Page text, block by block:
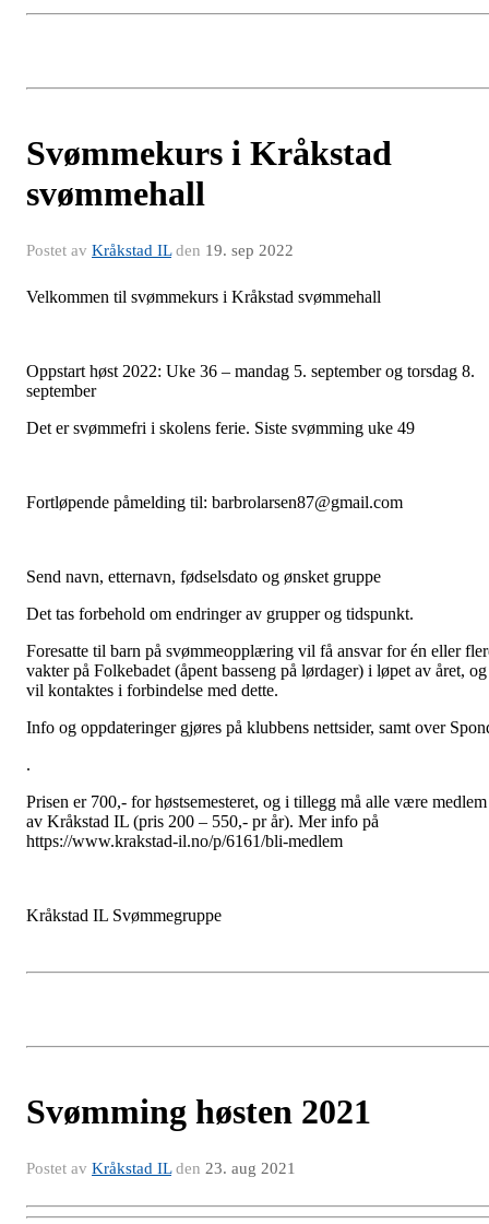
Svømmekurs i Kråkstad
svømmehall
Postet av Kråkstad ILden 19. sep 2022
Velkommen til svømmekurs i Kråkstad svømmehall
Oppstart høst 2022: Uke 36 – mandag 5. september og torsdag 8.
september
Det er svømmefri i skolens ferie. Siste svømming uke 49
Fortløpende påmelding til: barbrolarsen87@gmail.com
Send navn, etternavn, fødselsdato og ønsket gruppe
Det tas forbehold om endringer av grupper og tidspunkt.
Foresatte til barn på svømmeopplæring vil få ansvar for én eller
vakter på Folkebadet (åpent basseng på lørdager) i løpet av året, og
vil kontaktes i forbindelse med dette.
Info og oppdateringer gjøres på klubbens nettsider, samt over
.
Prisen er 700,- for høstsemesteret, og i tillegg må alle være medlem
av Kråkstad IL (pris 200 – 550,- pr år). Mer info på
https://www.krakstad-il.no/p/6161/bli-medlem
Kråkstad IL Svømmegruppe
Svømming høsten 2021
Postet av Kråkstad ILden 23. aug 2021